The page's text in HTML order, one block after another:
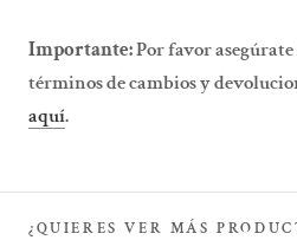
Importante:Por favor
términos de cambios y
aquí.
¿QUIERES VER MÁS